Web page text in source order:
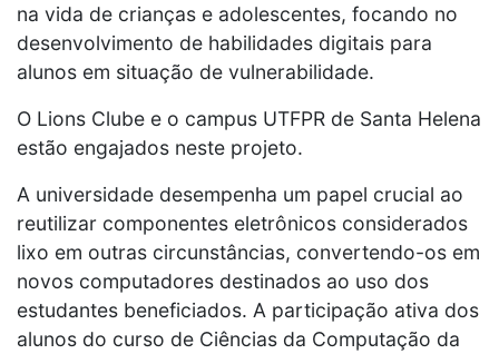
na vida de crianças e adolescentes, focando no
desenvolvimento de habilidades digitais para
alunos em situação de vulnerabilidade.
O Lions Clube e o campus UTFPR de Santa Helena
estão engajados neste projeto.
A universidade desempenha um papel crucial ao
reutilizar componentes eletrônicos considerados
lixo em outras circunstâncias, convertendo-os em
novos computadores destinados ao uso dos
estudantes beneficiados. A participação ativa dos
alunos do curso de Ciências da Computação da